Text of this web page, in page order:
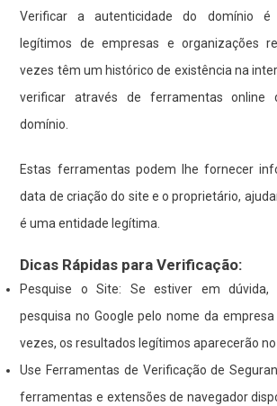
Verificar a autenticidade do domínio é
legítimos de empresas e organizações
vezes têm um histórico de existência na
verificar através de ferramentas online
domínio.
Estas ferramentas podem lhe fornecer
data de criação do site e o proprietário,
é uma entidade legítima.
Dicas Rápidas para Verificação:
Pesquise o Site: Se estiver em
pesquisa no Google pelo nome da
vezes, os resultados legítimos aparecerão no
Use Ferramentas de Verificação de
ferramentas e extensões de navegador